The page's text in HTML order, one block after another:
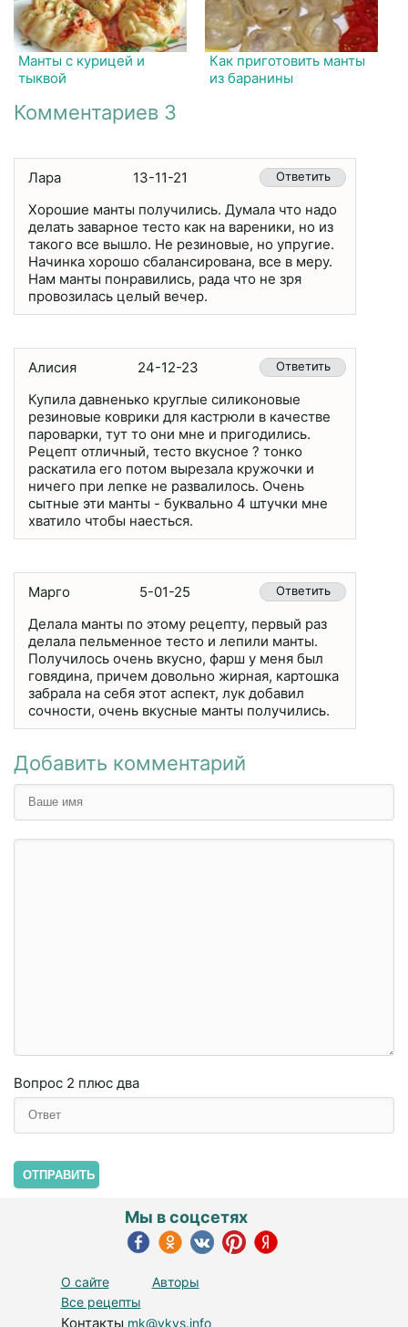
Манты с курицей и
тыквой
Как приготовить манты
из баранины
Комментариев 3
Лара 13-11-21 Ответить
Хорошие манты получились. Думала что надо
делать заварное тесто как на вареники, но из
такого все вышло. Не резиновые, но упругие.
Начинка хорошо сбалансирована, все в меру.
Нам манты понравились, рада что не зря
провозилась целый вечер.
Алисия 24-12-23 Ответить
Купила давненько круглые силиконовые
резиновые коврики для кастрюли в качестве
пароварки, тут то они мне и пригодились.
Рецепт отличный, тесто вкусное ? тонко
раскатила его потом вырезала кружочки и
ничего при лепке не развалилось. Очень
сытные эти манты - буквально 4 штучки мне
хватило чтобы наесться.
Марго 5-01-25 Ответить
Делала манты по этому рецепту, первый раз
делала пельменное тесто и лепили манты.
Получилось очень вкусно, фарш у меня был
говядина, причем довольно жирная, картошка
забрала на себя этот аспект, лук добавил
сочности, очень вкусные манты получились.
Добавить комментарий
Вопрос 2 плюc двa
ОТПРАВИТЬ
О сайте
Авторы
Все рецепты
Контакты mk@vkys.info
Мы в соцсетях